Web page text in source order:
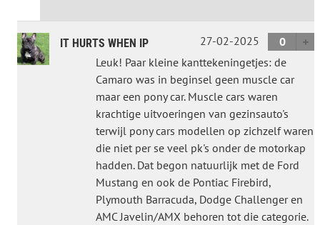
IT HURTS WHEN IP 27-02-2025
0
Leuk! Paar kleine kanttekeningetjes: de
Camaro was in beginsel geen muscle car
maar een pony car. Muscle cars waren
krachtige uitvoeringen van gezinsauto's
terwijl pony cars modellen op zichzelf waren
die niet per se veel pk's onder de motorkap
hadden. Dat begon natuurlijk met de Ford
Mustang en ook de Pontiac Firebird,
Plymouth Barracuda, Dodge Challenger en
AMC Javelin/AMX behoren tot die categorie.